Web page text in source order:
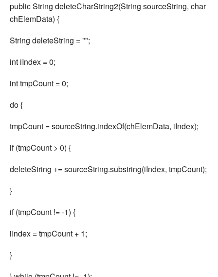
public String deleteCharString2(String sourceString, char
chElemData) {
String deleteString = "";
int iIndex = 0;
int tmpCount = 0;
do {
tmpCount = sourceString.indexOf(chElemData, iIndex);
if (tmpCount > 0) {
deleteString += sourceString.substring(iIndex, tmpCount);
}
if (tmpCount != -1) {
iIndex = tmpCount + 1;
}